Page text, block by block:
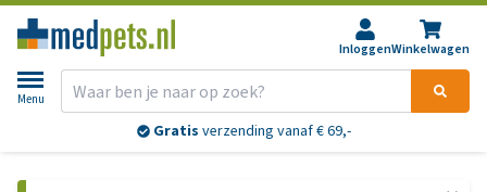
InloggenWinkelwagen
Menu
Gratis verzending vanaf € 69,-